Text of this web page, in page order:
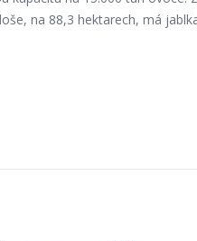
na 88,3 hektarech, má